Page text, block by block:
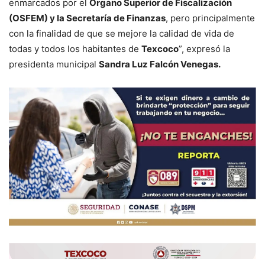
enmarcados por el Órgano Superior de Fiscalización
(OSFEM) y la Secretaría de Finanzas, pero principalmente
con la finalidad de que se mejore la calidad de vida de
todas y todos los habitantes de Texcoco”, expresó la
presidenta municipal Sandra Luz Falcón Venegas.